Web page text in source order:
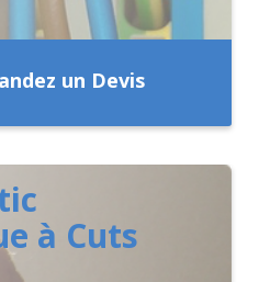
un Devis
à Cuts